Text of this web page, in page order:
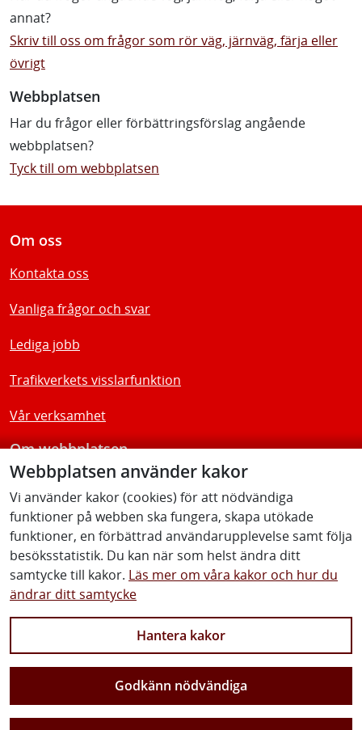
Webbplatsen använder kakor
Vi använder kakor (cookies) för att nödvändiga
funktioner på webben ska fungera, skapa utökade
funktioner, en förbättrad användarupplevelse samt följa
besöksstatistik. Du kan när som helst ändra ditt
samtycke till kakor. Läs mer om våra kakor och hur du
ändrar ditt samtycke
Hantera kakor
Godkänn nödvändiga
annat?
Skriv till oss om frågor som rör väg, järnväg, färja eller
övrigt
Webbplatsen
Har du frågor eller förbättringsförslag angående
webbplatsen?
Tyck till om webbplatsen
Vi gör Sverige närmare
Om oss
Kontakta oss
Vanliga frågor och svar
Lediga jobb
Trafikverkets visslarfunktion
Vår verksamhet
Om webbplatsen
Tillgänglighetsredogörelse
Följ oss
Facebook Youtube